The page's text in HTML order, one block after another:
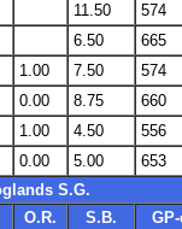
11.50
574
6.50
665
1.00 7.50
574
0.00 8.75
660
1.00 4.50
556
0.00 5.00
653
S.G.
O.R. S.B.